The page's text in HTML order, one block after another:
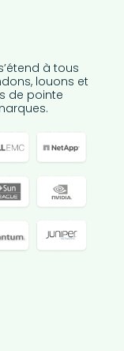
à tous
louons et
de pointe